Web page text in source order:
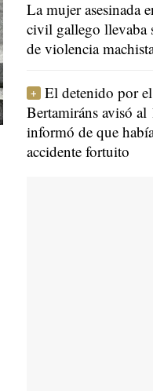
La mujer asesinada
civil gallego llevaba
de violencia
El detenido por
Bertamiráns avisó al
informó de que
accidente fortuito